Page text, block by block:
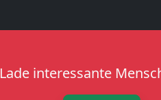
Lade interessante